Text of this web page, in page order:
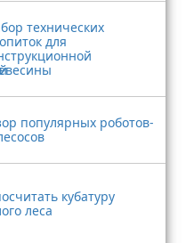
технических
для
популярных роботов-
кубатуру
леса